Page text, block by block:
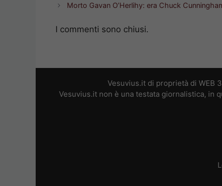
Morto Gavan O’Herlihy: era Chuck
I commenti sono chiusi.
Vesuvius.it di proprietà di WEB
Vesuvius.it non è una testata giornalistica, in